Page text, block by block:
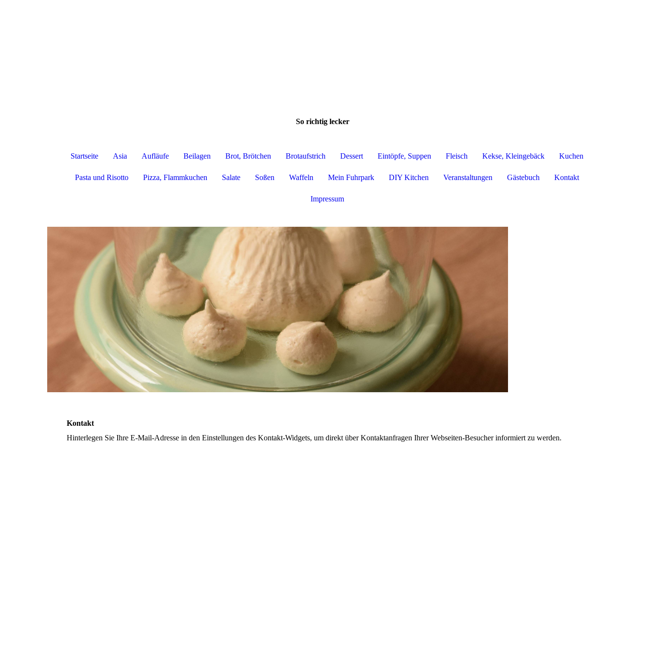
So richtig lecker
Startseite Asia Aufläufe Beilagen Brot, Brötchen Brotaufstrich Dessert Eintöpfe, Suppen Fleisch Kekse, Kleingebäck Kuchen
Pasta und Risotto Pizza, Flammkuchen Salate Soßen Waffeln Mein Fuhrpark DIY Kitchen Veranstaltungen Gästebuch Kontakt
Impressum
Kontakt
Hinterlegen Sie Ihre E-Mail-Adresse in den Einstellungen des Kontakt-Widgets, um direkt über Kontaktanfragen Ihrer Webseiten-Besucher informiert zu werden.